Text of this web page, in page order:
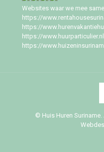
Websites waar we mee
https://
https://
https://www.huurparticulier.nl
https://
© Huis Huren